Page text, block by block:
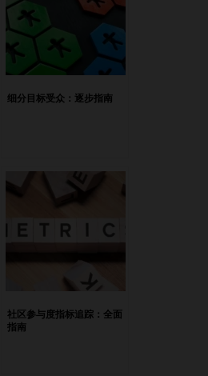
第一条建议：明确目标受众及其
的内容的第一步是明确并了解您
口统计信息，如年龄、地域、兴趣
的动机、痛点和目标。正如
Patel所指出的，理解受众是创
键。这意味着要识别他们的需求、
息将帮助您创建符合受众兴趣并能
真正了解目标受众后，您可以创
容，并建立一种连接和相关感。这
忠诚度，从而建立一个让成员感到
社区。 第二条建议：研究和头脑
标受众后，下一步是研究和头脑
容营销的核心是理解受众并创作能
细分目标受众：逐步指南
社区参与度指标追踪：全面
指南